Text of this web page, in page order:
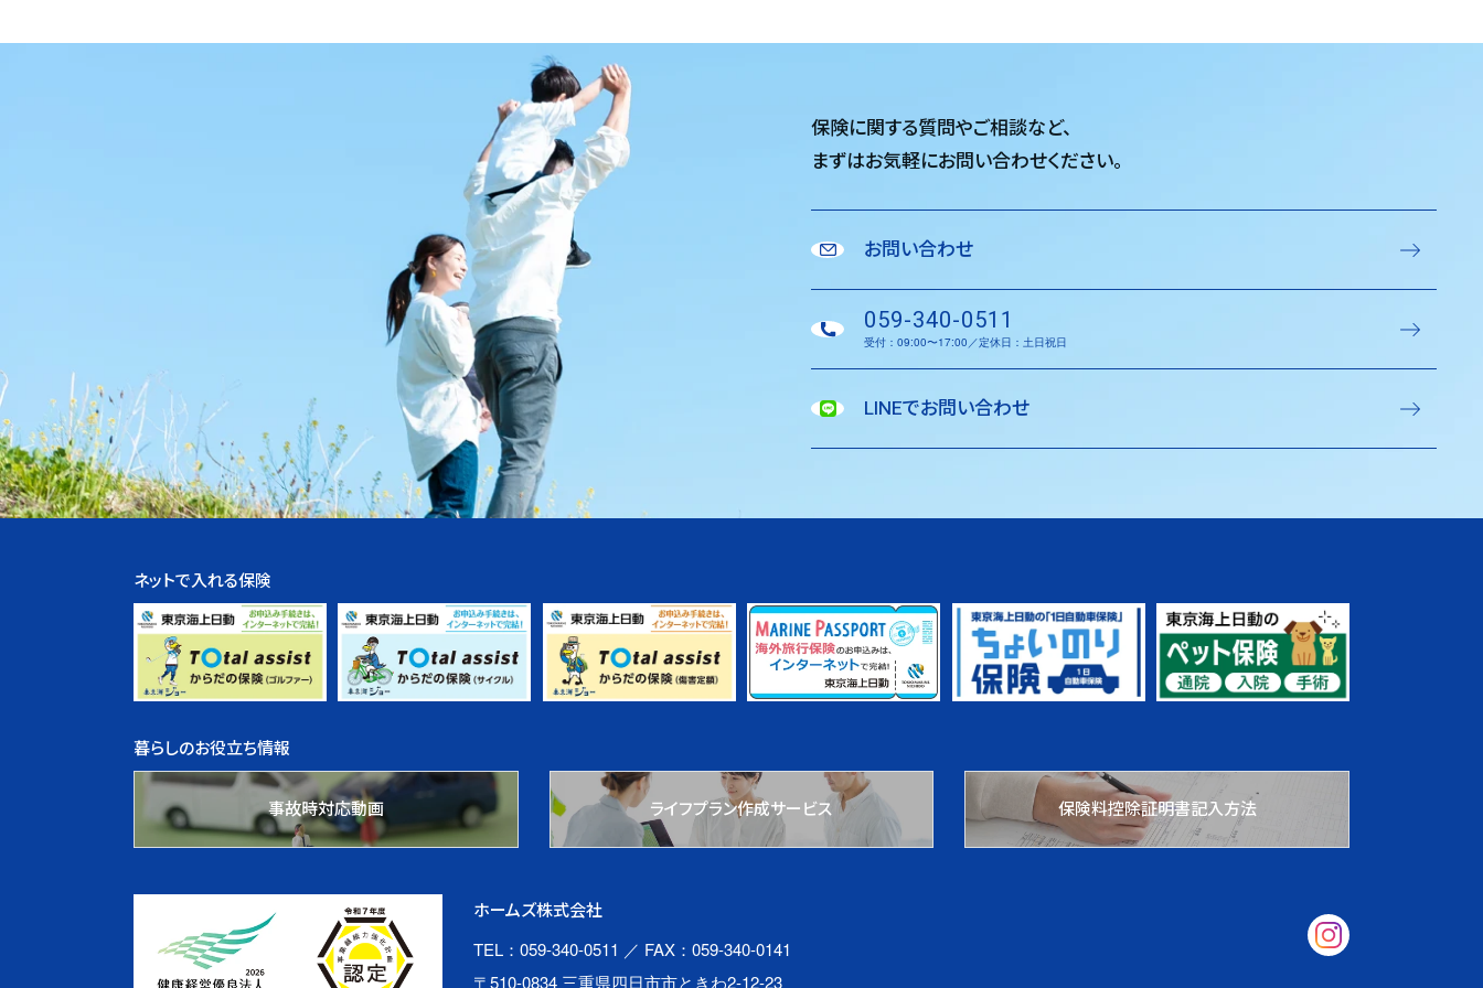
保険に関する質問やご相談など、
まずはお気軽にお問い合わせください。
お問い合わせ
059-340-0511
受付：09:00〜17:00／定休日：土日祝日
LINEでお問い合わせ
ネットで入れる保険
暮らしのお役立ち情報
事故時対応動画 ライフプラン作成サービス 保険料控除証明書記入方法
ホームズ株式会社
TEL：059-340-0511 ／ FAX：059-340-0141
〒510-0834 三重県四日市市ときわ2-12-23